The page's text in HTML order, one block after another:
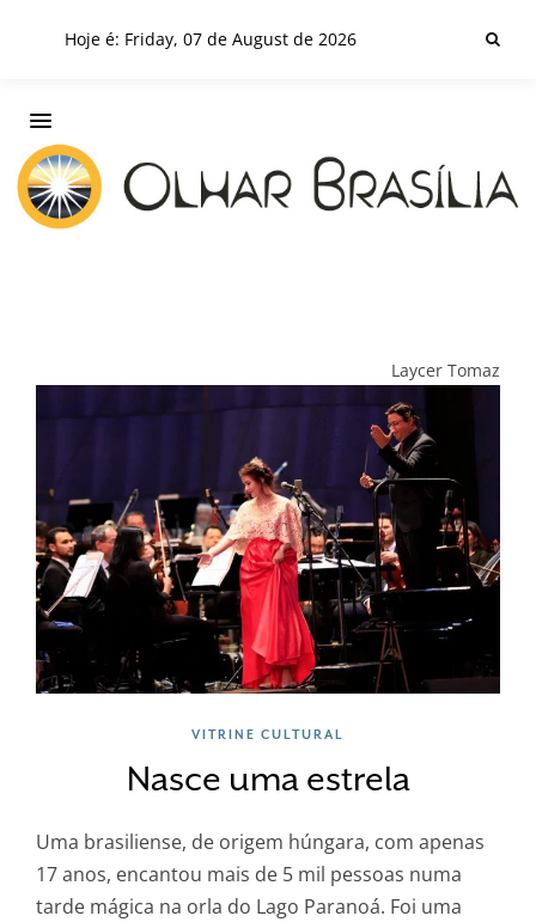
Hoje é: Friday, 07 de August de 2026
Laycer Tomaz
VITRINE CULTURAL
Nasce uma estrela
Uma brasiliense, de origem húngara, com apenas
17 anos, encantou mais de 5 mil pessoas numa
tarde mágica na orla do Lago Paranoá. Foi uma